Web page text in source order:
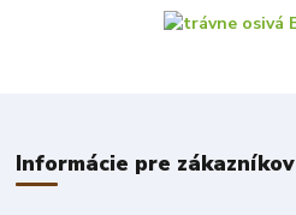
Informácie pre zákazníkov